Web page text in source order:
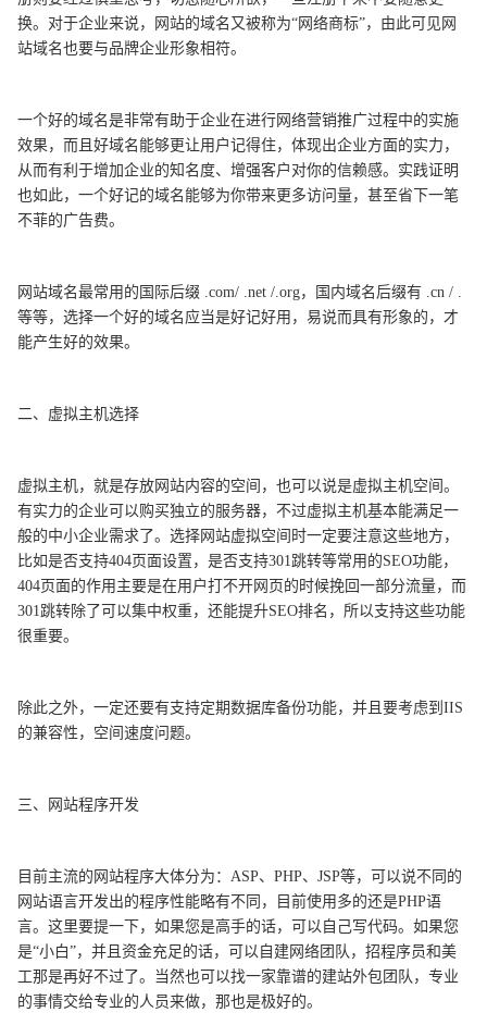
换。对于企业来说，网站的域名又被称为“网络商标”，由此可见网
站域名也要与品牌企业形象相符。
一个好的域名是非常有助于企业在进行网络营销推广过程中的实施
效果，而且好域名能够更让用户记得住，体现出企业方面的实力，
从而有利于增加企业的知名度、增强客户对你的信赖感。实践证明
也如此，一个好记的域名能够为你带来更多访问量，甚至省下一笔
不菲的广告费。
网站域名最常用的国际后缀 .com/ .net /.org，国内域名后缀有 .cn / .
等等，选择一个好的域名应当是好记好用，易说而具有形象的，才
能产生好的效果。
二、虚拟主机选择
虚拟主机，就是存放网站内容的空间，也可以说是虚拟主机空间。
有实力的企业可以购买独立的服务器，不过虚拟主机基本能满足一
般的中小企业需求了。选择网站虚拟空间时一定要注意这些地方，
比如是否支持404页面设置，是否支持301跳转等常用的SEO功能，
404页面的作用主要是在用户打不开网页的时候挽回一部分流量，而
301跳转除了可以集中权重，还能提升SEO排名，所以支持这些功能
很重要。
除此之外，一定还要有支持定期数据库备份功能，并且要考虑到IIS
的兼容性，空间速度问题。
三、网站程序开发
目前主流的网站程序大体分为：ASP、PHP、JSP等，可以说不同的
网站语言开发出的程序性能略有不同，目前使用多的还是PHP语
言。这里要提一下，如果您是高手的话，可以自己写代码。如果您
是“小白”，并且资金充足的话，可以自建网络团队，招程序员和美
工那是再好不过了。当然也可以找一家靠谱的建站外包团队，专业
的事情交给专业的人员来做，那也是极好的。